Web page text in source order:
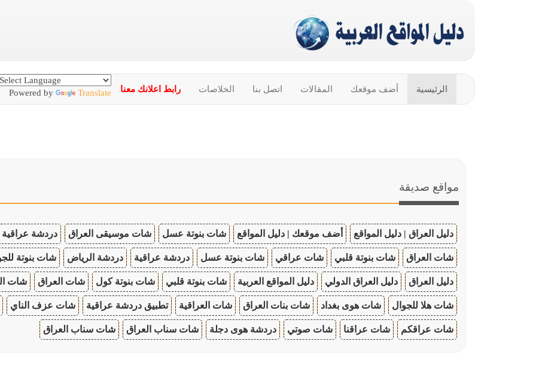
الرئيسية أضف موقعك المقالات اتصل بنا الخلاصات رابط اعلانك معنا Powered by Translate
مواقع صديقة
دليل العراق | دليل المواقع أضف موقعك | دليل المواقع شات بنوتة عسل شات موسيقى العراق دردشة عراقية
شات العراق شات بنوتة قلبي شات عراقي شات بنوتة عسل دردشة عراقية دردشة الرياض شات بنوتة
دليل العراق دليل العراق الدولي دليل المواقع العربية شات بنوتة قلبي شات بنوتة كول شات العراق شات
شات هلا للجوال شات هوى بغداد شات بنات العراق شات العراقية تطبيق دردشة عراقية شات عزف الناي
شات عراقكم شات عراقنا شات صوتي دردشة هوى دجلة شات سناب العراق شات سناب العراق